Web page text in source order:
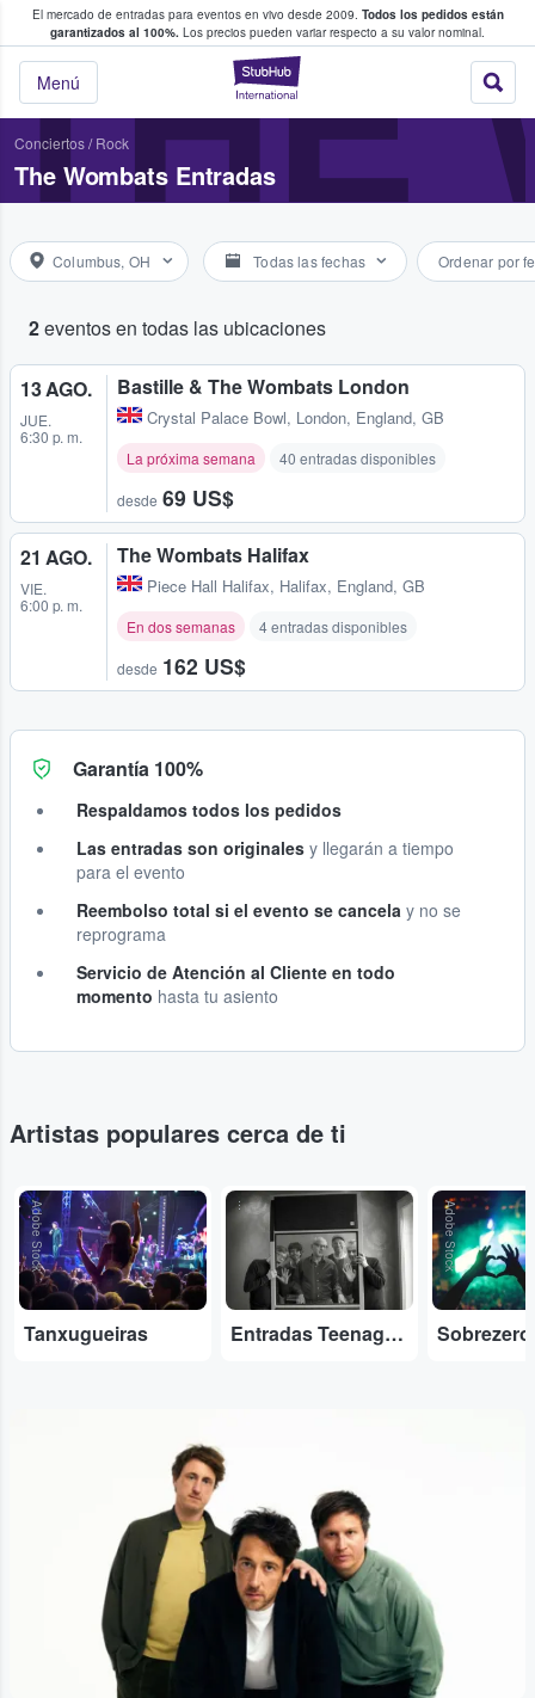
El mercado de entradas para eventos en vivo desde 2009. Todos los pedidos están
garantizados al 100%. Los precios pueden variar respecto a su valor nominal.
StubHub:
Menú
y venta de entradas entre fans
Conciertos/ Rock
The Wombats Entradas
Columbus, OH Todas las fechas Ordenar por
2eventos en todas las ubicaciones
13 AGO.
JUE.
6:30 p. m.
Bastille & The Wombats London
Crystal Palace Bowl, London, England, GB
La próxima semana 40 entradas disponibles
desde 69 US$
21 AGO.
VIE.
6:00 p. m.
The Wombats Halifax
Piece Hall Halifax, Halifax, England, GB
En dos semanas 4 entradas disponibles
desde 162 US$
Garantía 100%
Respaldamos todos los pedidos
Las entradas son originales y llegarán a tiempo
para el evento
Reembolso total si el evento se cancela y no se
reprograma
Servicio de Atención al Cliente en todo
momento hasta tu asiento
Artistas populares cerca de ti
Adobe Stock
Tanxugueiras
...
Entradas Teenage Fanclub
Adobe Stock
Sobrezero